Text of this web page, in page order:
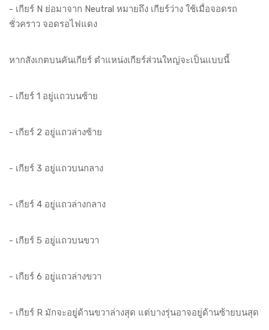
- เกียร์ N ย่อมาจาก Neutral หมายถึง เกียร์ว่าง ใช้เมื่อจอดรถ
ชั่วคราว จอดรอไฟแดง
หากสังเกตบนคันเกียร์ ตำแหน่งเกียร์ส่วนใหญ่จะเป็นแบบนี้
- เกียร์ 1 อยู่แถวบนซ้าย
- เกียร์ 2 อยู่แถวล่างซ้าย
- เกียร์ 3 อยู่แถวบนกลาง
- เกียร์ 4 อยู่แถวล่างกลาง
- เกียร์ 5 อยู่แถวบนขวา
- เกียร์ 6 อยู่แถวล่างขวา
- เกียร์ R มักจะอยู่ด้านขวาล่างสุด แต่บางรุ่นอาจอยู่ด้านซ้ายบนสุด